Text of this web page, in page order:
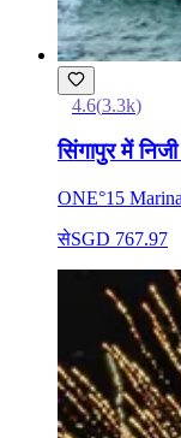
4.6(3.3k)
सिंगापुर में निजी
ONE°15
सेSGD 767.97